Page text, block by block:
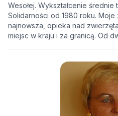
Wesołej. Wykształcenie średnie
Solidarności od 1980 roku. Moje
najnowsza, opieka nad
miejsc w kraju i za granicą. Od